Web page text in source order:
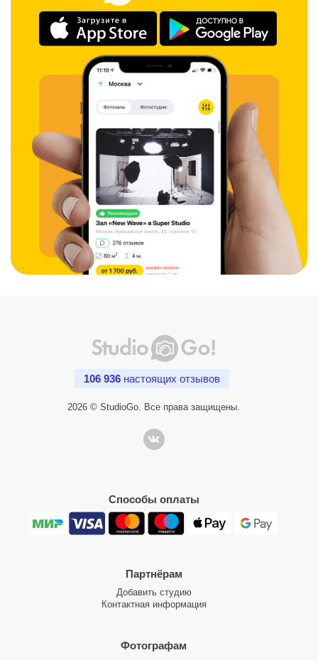
106 936 настоящих отзывов
2026 © StudioGo. Все права защищены.
Способы оплаты
Партнёрам
Добавить студию
Контактная информация
Фотографам